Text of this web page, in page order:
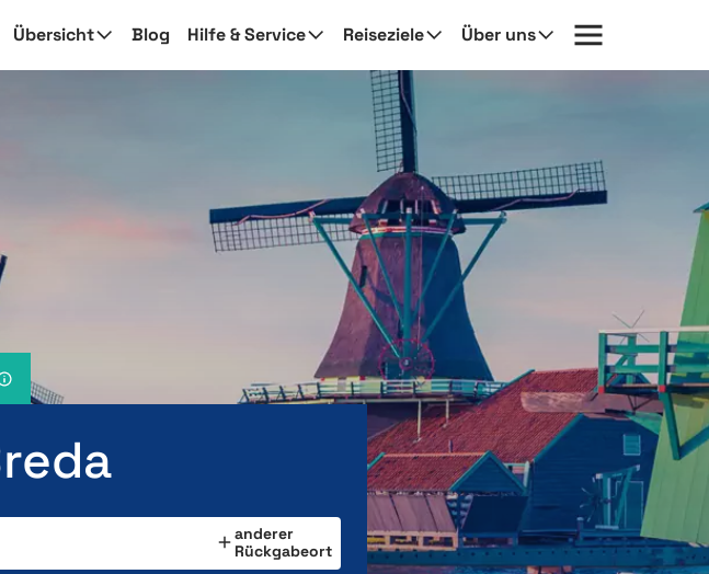
Übersicht Blog Hilfe & Service Reiseziele Über uns
anderer
Rückgabeort